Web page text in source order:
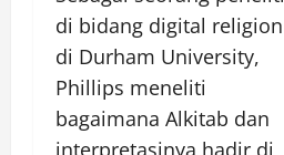
di bidang digital religion
di Durham University,
Phillips meneliti
bagaimana Alkitab dan
interpretasinya hadir di